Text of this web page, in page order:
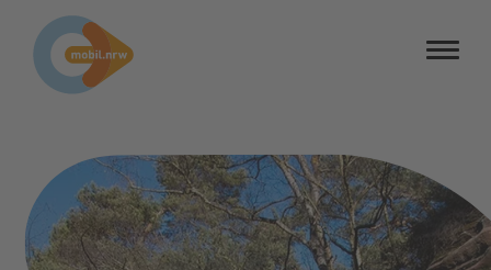
Barrierefreiheit